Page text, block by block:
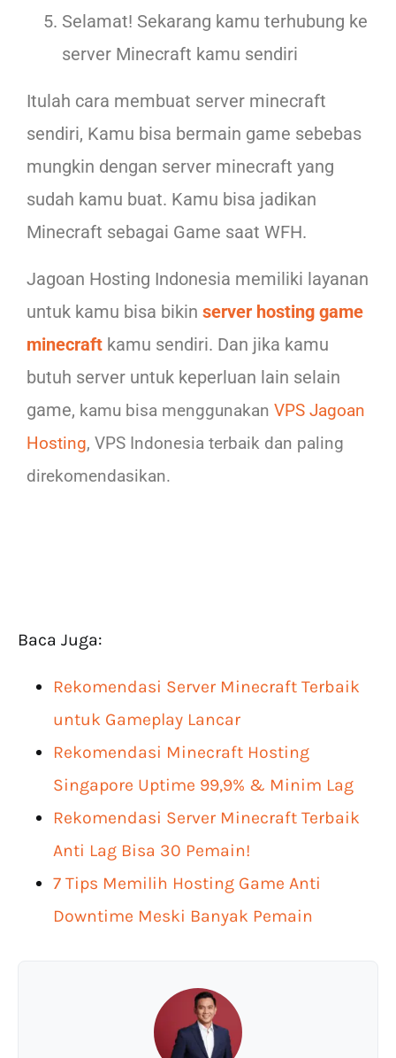
Selamat! Sekarang kamu terhubung ke
server Minecraft kamu sendiri
Itulah cara membuat server minecraft
sendiri, Kamu bisa bermain game sebebas
mungkin dengan server minecraft yang
sudah kamu buat. Kamu bisa jadikan
Minecraft sebagai Game saat WFH.
Jagoan Hosting Indonesia memiliki layanan
untuk kamu bisa bikin server hosting game
minecraft kamu sendiri. Dan jika kamu
butuh server untuk keperluan lain selain
game, kamu bisa menggunakan VPS Jagoan
Hosting, VPS Indonesia terbaik dan paling
direkomendasikan.
Baca Juga:
Rekomendasi Server Minecraft Terbaik
untuk Gameplay Lancar
Rekomendasi Minecraft Hosting
Singapore Uptime 99,9% & Minim Lag
Rekomendasi Server Minecraft Terbaik
Anti Lag Bisa 30 Pemain!
7 Tips Memilih Hosting Game Anti
Downtime Meski Banyak Pemain